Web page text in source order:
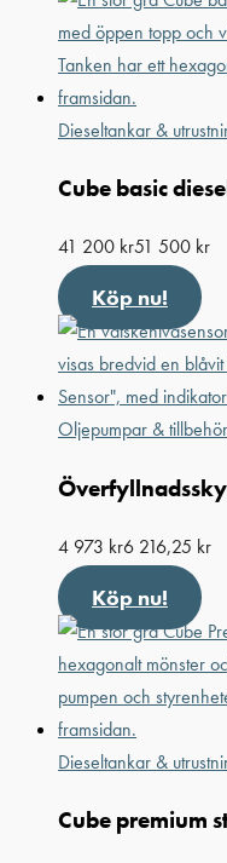
Dieseltankar &
Cube basic
41 200 kr51 500 kr
Köp nu!
Oljepumpar & tillbehör
4 973 kr6 216,25 kr
Köp nu!
Dieseltankar &
Cube premium